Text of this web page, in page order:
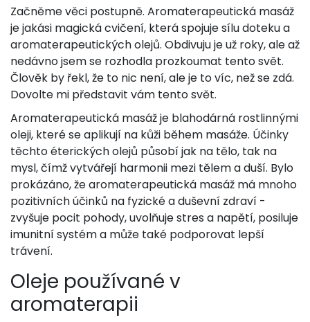
Začněme věci postupně. Aromaterapeutická masáž
je jakási magická cvičení, která spojuje sílu doteku a
aromaterapeutických olejů. Obdivuju je už roky, ale až
nedávno jsem se rozhodla prozkoumat tento svět.
Člověk by řekl, že to nic není, ale je to víc, než se zdá.
Dovolte mi představit vám tento svět.
Aromaterapeutická masáž je blahodárná rostlinnými
oleji, které se aplikují na kůži během masáže. Účinky
těchto éterických olejů působí jak na tělo, tak na
mysl, čímž vytvářejí harmonii mezi tělem a duší. Bylo
prokázáno, že aromaterapeutická masáž má mnoho
pozitivních účinků na fyzické a duševní zdraví -
zvyšuje pocit pohody, uvolňuje stres a napětí, posiluje
imunitní systém a může také podporovat lepší
trávení.
Oleje používané v
aromaterapii